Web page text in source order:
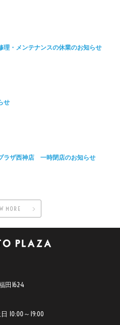
理・メンテナンスの休業のお知らせ
せ
ラザ西神店 一時閉店のお知らせ
MORE
田162-4
10:00～19:00